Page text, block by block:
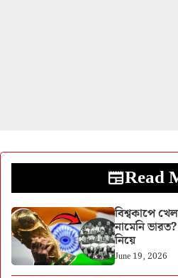
Read
বিশ্বকাপে
নামেনি
নিয়ে
June 19, 2026